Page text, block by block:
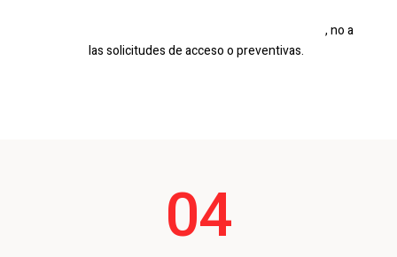
, no a
las solicitudes de acceso o preventivas.
04